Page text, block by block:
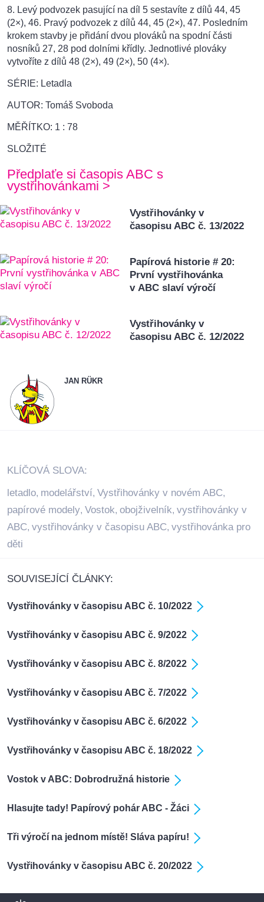
8. Levý podvozek pasující na díl 5 sestavíte z dílů 44, 45
(2×), 46. Pravý podvozek z dílů 44, 45 (2×), 47. Posledním
krokem stavby je přidání dvou plováků na spodní části
nosníků 27, 28 pod dolními křídly. Jednotlivé plováky
vytvoříte z dílů 48 (2×), 49 (2×), 50 (4×).
SÉRIE: Letadla
AUTOR: Tomáš Svoboda
MĚŘÍTKO: 1 : 78
SLOŽITÉ
Předplaťe si časopis ABC s
vystřihovánkami >
Vystřihovánky v
časopisu ABC č. 13/2022
Papírová historie # 20:
První vystřihovánka
v ABC slaví výročí
Vystřihovánky v
časopisu ABC č. 12/2022
JAN RÜKR
KLÍČOVÁ SLOVA:
letadlo, modelářství, Vystřihovánky v novém ABC,
papírové modely, Vostok, obojživelník, vystřihovánky v
ABC, vystřihovánky v časopisu ABC, vystřihovánka pro
děti
SOUVISEJÍCÍ ČLÁNKY:
Vystřihovánky v časopisu ABC č. 10/2022
Vystřihovánky v časopisu ABC č. 9/2022
Vystřihovánky v časopisu ABC č. 8/2022
Vystřihovánky v časopisu ABC č. 7/2022
Vystřihovánky v časopisu ABC č. 6/2022
Vystřihovánky v časopisu ABC č. 18/2022
Vostok v ABC: Dobrodružná historie
Hlasujte tady! Papírový pohár ABC - Žáci
Tři výročí na jednom místě! Sláva papíru!
Vystřihovánky v časopisu ABC č. 20/2022